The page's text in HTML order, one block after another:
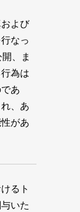
よび
なっ
、ま
為は
あ
、あ
があ
るト
いた